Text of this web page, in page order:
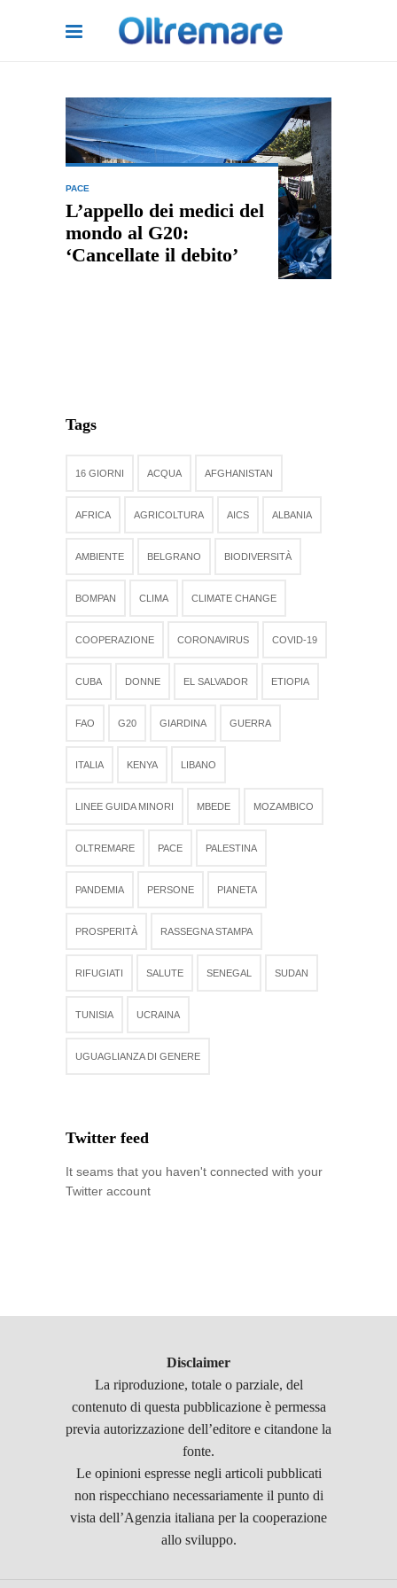
PACE
L’appello dei medici del
mondo al G20:
‘Cancellate il debito’
Tags
16 GIORNI ACQUA AFGHANISTAN
AFRICA AGRICOLTURA AICS ALBANIA
AMBIENTE BELGRANO BIODIVERSITÀ
BOMPAN CLIMA CLIMATE CHANGE
COOPERAZIONE CORONAVIRUS COVID-19
CUBA DONNE EL SALVADOR ETIOPIA
FAO G20 GIARDINA GUERRA
ITALIA KENYA LIBANO
LINEE GUIDA MINORI MBEDE MOZAMBICO
OLTREMARE PACE PALESTINA
PANDEMIA PERSONE PIANETA
PROSPERITÀ RASSEGNA STAMPA
RIFUGIATI SALUTE SENEGAL SUDAN
TUNISIA UCRAINA
UGUAGLIANZA DI GENERE
Twitter feed
It seams that you haven't connected with your
Twitter account
Disclaimer
La riproduzione, totale o parziale, del
contenuto di questa pubblicazione è permessa
previa autorizzazione dell’editore e citandone la
fonte.
Le opinioni espresse negli articoli pubblicati
non rispecchiano necessariamente il punto di
vista dell’Agenzia italiana per la cooperazione
allo sviluppo.